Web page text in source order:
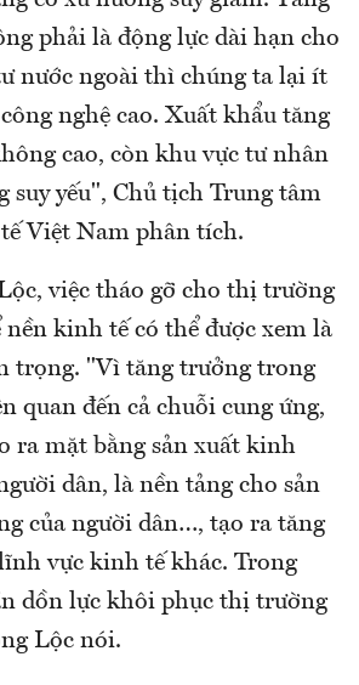
phải là động lực dài hạn cho
nước ngoài thì chúng ta lại ít
nghệ cao. Xuất khẩu tăng
cao, còn khu vực tư nhân
suy yếu", Chủ tịch Trung tâm
Việt Nam phân tích.
việc tháo gỡ cho thị trường
nền kinh tế có thể được xem là
trọng. "Vì tăng trưởng trong
quan đến cả chuỗi cung ứng,
ra mặt bằng sản xuất kinh
dân, là nền tảng cho sản
của người dân…, tạo ra tăng
vực kinh tế khác. Trong
dồn lực khôi phục thị trường
Lộc nói.